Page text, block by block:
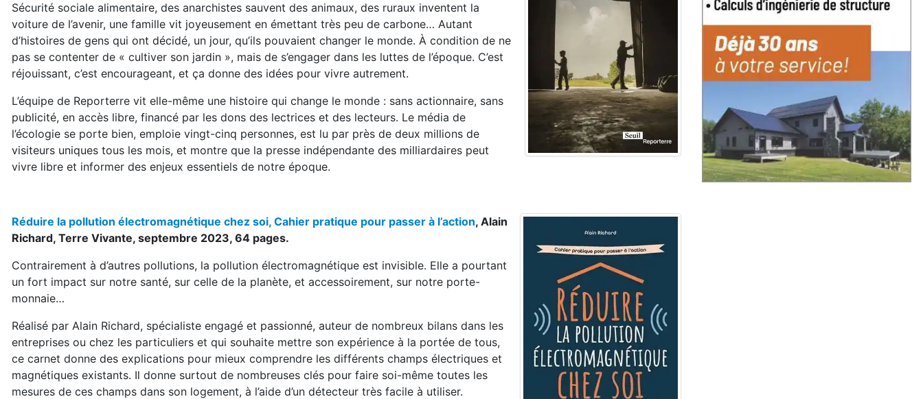
Sécurité sociale alimentaire, des anarchistes sauvent des animaux, des ruraux inventent la
voiture de l’avenir, une famille vit joyeusement en émettant très peu de carbone… Autant
d’histoires de gens qui ont décidé, un jour, qu’ils pouvaient changer le monde. À condition de ne
pas se contenter de « cultiver son jardin », mais de s’engager dans les luttes de l’époque. C’est
réjouissant, c’est encourageant, et ça donne des idées pour vivre autrement.
L’équipe de Reporterre vit elle-même une histoire qui change le monde : sans actionnaire, sans
publicité, en accès libre, financé par les dons des lectrices et des lecteurs. Le média de
l’écologie se porte bien, emploie vingt-cinq personnes, est lu par près de deux millions de
visiteurs uniques tous les mois, et montre que la presse indépendante des milliardaires peut
vivre libre et informer des enjeux essentiels de notre époque.
Réduire la pollution électromagnétique chez soi, Cahier pratique pour passer à l’action, Alain
Richard, Terre Vivante, septembre 2023, 64 pages.
Contrairement à d’autres pollutions, la pollution électromagnétique est invisible. Elle a pourtant
un fort impact sur notre santé, sur celle de la planète, et accessoirement, sur notre porte-
monnaie…
Réalisé par Alain Richard, spécialiste engagé et passionné, auteur de nombreux bilans dans les
entreprises ou chez les particuliers et qui souhaite mettre son expérience à la portée de tous,
ce carnet donne des explications pour mieux comprendre les différents champs électriques et
magnétiques existants. Il donne surtout de nombreuses clés pour faire soi-même toutes les
mesures de ces champs dans son logement, à l’aide d’un détecteur très facile à utiliser.